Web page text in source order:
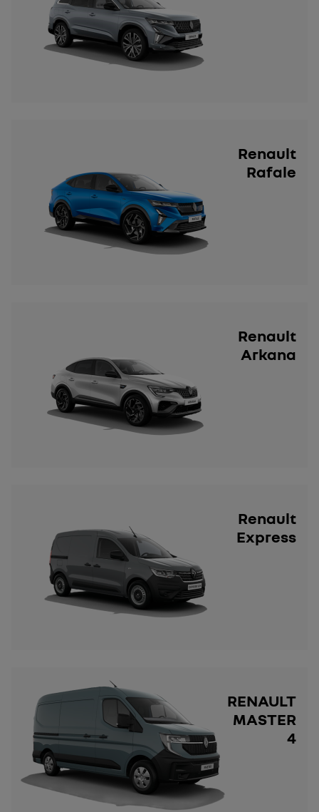
Renault
Rafale
Renault
Arkana
Renault
Express
RENAULT
MASTER
4